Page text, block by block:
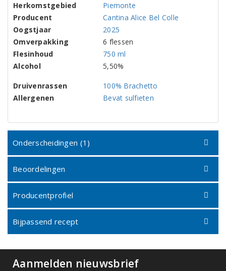
Herkomstgebied
Piemonte
Producent
Cantina Alice Bel Colle
Oogstjaar
2025
Omverpakking
6 flessen
Flesinhoud
750 ml
Alcohol
5,50%
Druivenrassen
100% Brachetto
Allergenen
Bevat sulfieten
Onderscheidingen (1)
Beoordelingen
Producentprofiel
Bijpassend recept
Aanmelden nieuwsbrief